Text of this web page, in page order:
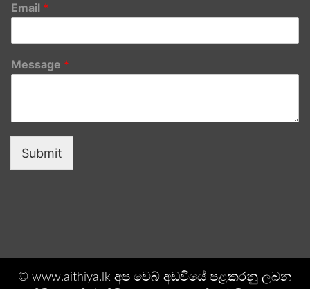
Email *
Message *
Submit
© www.aithiya.lk අප වෙබ් අඩවියේ පළකරනු ලබන